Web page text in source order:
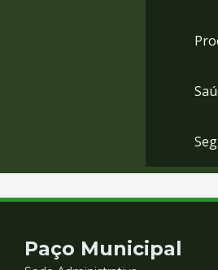
Contato
Paço Municipal